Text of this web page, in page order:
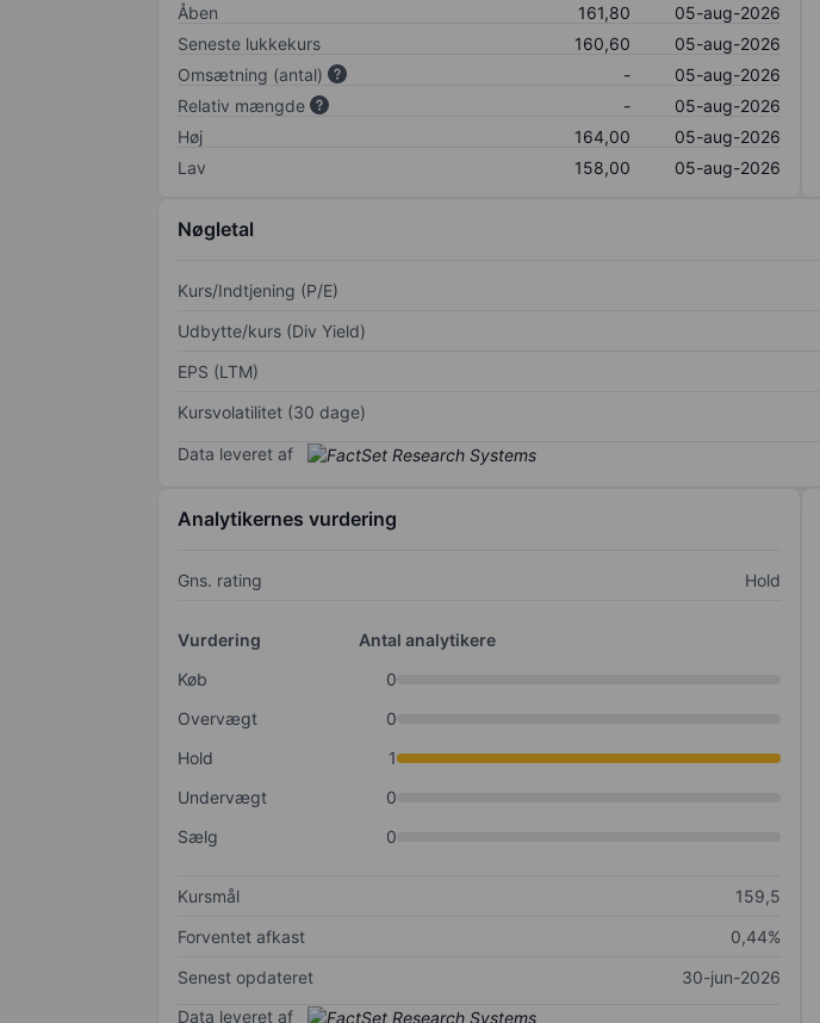
Åben
161,80
05-aug-2026
Seneste lukkekurs
160,60
05-aug-2026
Omsætning (antal)
-
05-aug-2026
Relativ mængde
-
05-aug-2026
Høj
164,00
05-aug-2026
Lav
158,00 05-aug-2026
Nøgletal
Kurs/Indtjening (P/E)
Udbytte/kurs (Div Yield)
EPS (LTM)
Kursvolatilitet (30 dage)
Data leveret af
Analytikernes vurdering
Gns. rating Hold
Vurdering
Antal analytikere
Køb
0
Overvægt
0
Hold
1
Undervægt
0
Sælg
0
Kursmål
159,5
Forventet afkast
0,44%
Senest opdateret
30-jun-2026
Data leveret af